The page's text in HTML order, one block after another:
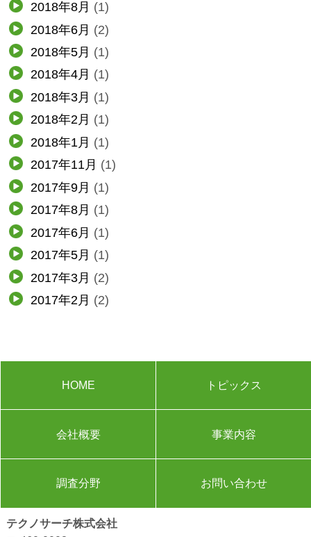
2018年8月 (1)
2018年6月 (2)
2018年5月 (1)
2018年4月 (1)
2018年3月 (1)
2018年2月 (1)
2018年1月 (1)
2017年11月 (1)
2017年9月 (1)
2017年8月 (1)
2017年6月 (1)
2017年5月 (1)
2017年3月 (2)
2017年2月 (2)
HOME トピックス
会社概要 事業内容
調査分野 お問い合わせ
テクノサーチ株式会社